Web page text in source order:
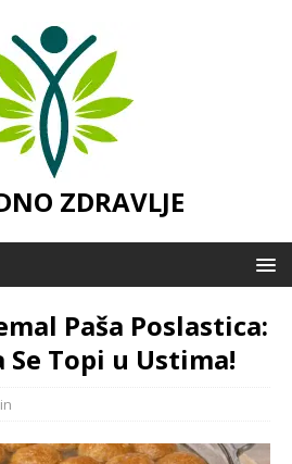
ZDRAVLJE
Paša Poslastica:
Topi u Ustima!